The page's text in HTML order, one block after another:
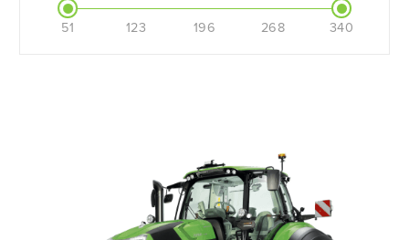
51 123 196 268 340